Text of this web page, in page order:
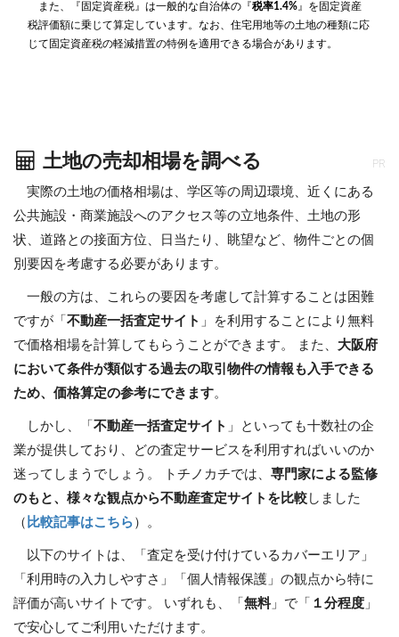
また、『固定資産税』は一般的な自治体の『 税率1.4% 』を固定資産
税評価額に乗じて算定しています。なお、住宅用地等の土地の種類に応
じて固定資産税の軽減措置の特例を適用できる場合があります。
土地の売却相場を調べる PR
実際の土地の価格相場は、学区等の周辺環境、近くにある
公共施設・商業施設へのアクセス等の立地条件、土地の形
状、道路との接面方位、日当たり、眺望など、物件ごとの個
別要因を考慮する必要があります。
一般の方は、これらの要因を考慮して計算することは困難
ですが「 不動産一括査定サイト 」を利用することにより無料
で価格相場を計算してもらうことができます。 また、 大阪府
において条件が類似する過去の取引物件の情報も入手できる
ため、価格算定の参考にできます。
しかし、「 不動産一括査定サイト 」といっても十数社の企
業が提供しており、どの査定サービスを利用すればいいのか
迷ってしまうでしょう。 トチノカチでは、 専門家による監修
のもと、様々な観点から不動産査定サイトを比較 しました
（ 比較記事はこちら ）。
以下のサイトは、「査定を受け付けているカバーエリア」
「利用時の入力しやすさ」「個人情報保護」の観点から特に
評価が高いサイトです。 いずれも、「 無料」で「 １分程度 」
で安心してご利用いただけます。